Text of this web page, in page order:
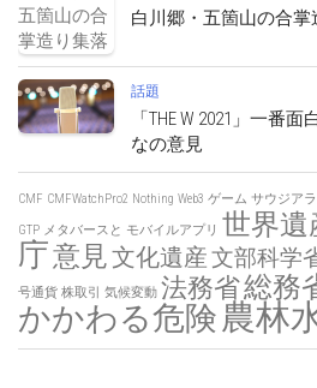
白川郷・五箇山の合掌
話題
「THE W 2021」一番
なの意見
CMF CMFWatchPro2 Nothing Web3 ゲーム サウジア
GTP メタバースと モバイルアプリ 世界遺
庁意見文化遺産文部科学
号通貨 株取引 気候変動 法務省総務
かかわる危険農林